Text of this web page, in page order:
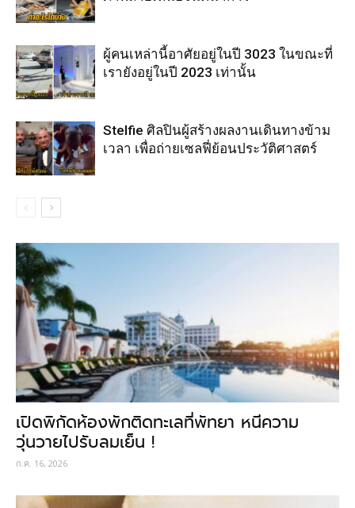
ผู้คนเหล่านี้อาศัยอยู่ในปี 3023 ในขณะที่
เรายังอยู่ในปี 2023 เท่านั้น
Stelfie ศิลปินผู้สร้างผลงานเดินทางข้าม
เวลา เพื่อถ่ายเซลฟี่ย้อนประวัติศาสตร์
เปิดพิกัดห้องพักติดทะเลที่พัทยา หนีความ
วุ่นวายไปรับลมเย็น !
ก.ค. 16, 2026